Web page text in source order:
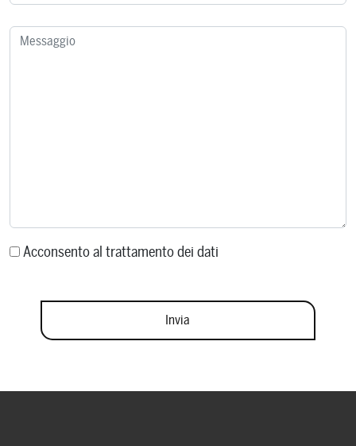
Acconsento al trattamento dei dati